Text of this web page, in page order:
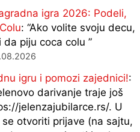
igra 2026: Podeli,
: “Ako volite svoju decu,
piju coca colu ”
igru i pomozi zajednici!:
darivanje traje još
jelenzajubilarce.rs/. U
otvoriti prijave (na sajtu,